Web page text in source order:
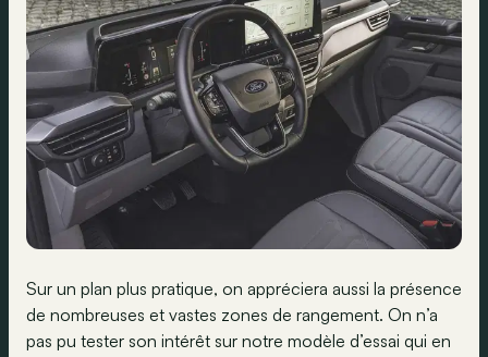
Sur un plan plus pratique, on appréciera aussi la présence
de nombreuses et vastes zones de rangement. On n’a
pas pu tester son intérêt sur notre modèle d’essai qui en